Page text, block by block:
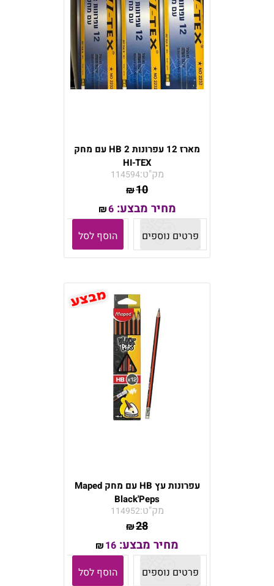
מארז 12 עפרונות HB 2 עם מחק
HI-TEX
מק"ט:114594
₪10
מחיר מבצע: ₪6
פרטים נוספים
הוסף לסל
עפרונות עץ HB עם מחק Maped
Black'Peps
מק"ט:114952
₪28
מחיר מבצע: ₪16
פרטים נוספים
הוסף לסל